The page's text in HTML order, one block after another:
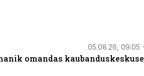
05.08.26, 09:05
omandas kaubanduskeskuse